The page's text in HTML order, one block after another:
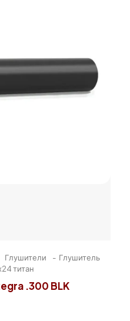
Глушители - Глушитель
титан
.300 BLK